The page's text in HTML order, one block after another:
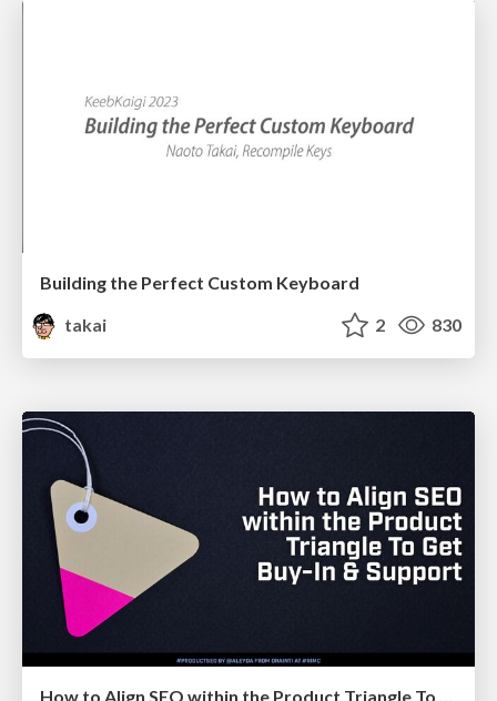
Building the Perfect Custom Keyboard
takai
2 830